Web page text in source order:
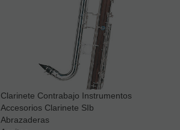
Clarinete Contrabajo Instrumentos
Accesorios Clarinete SIb
Abrazaderas